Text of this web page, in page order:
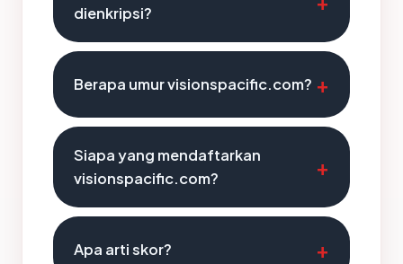
dienkripsi?
Berapa umur visionspacific.com?
Siapa yang mendaftarkan
visionspacific.com?
Apa arti skor?